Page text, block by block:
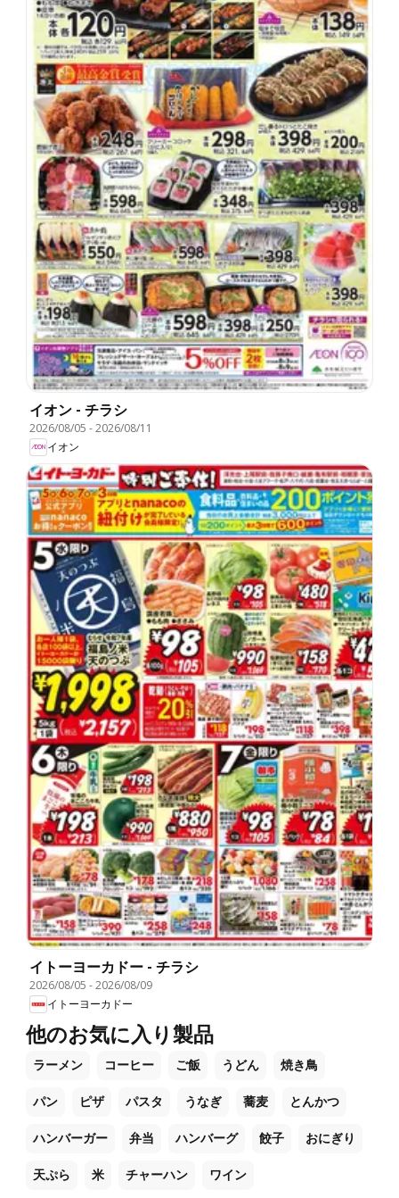
イオン - チラシ
2026/08/05 -2026/08/11
イオン
イトーヨーカドー - チラシ
2026/08/05 -2026/08/09
イトーヨーカドー
他のお気に入り製品
ラーメン コーヒー ご飯 うどん 焼き鳥
パン ピザ パスタ うなぎ 蕎麦 とんかつ
ハンバーガー 弁当 ハンバーグ 餃子 おにぎり
天ぷら 米 チャーハン ワイン